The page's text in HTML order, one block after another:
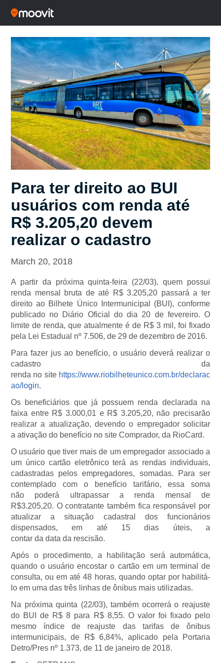
Para ter direito ao BUI
usuários com renda até
R$ 3.205,20 devem
realizar o cadastro
March 20, 2018
A partir da próxima quinta-feira (22/03), quem possui
renda mensal bruta de até R$ 3.205,20 passará a ter
direito ao Bilhete Único Intermunicipal (BUI), conforme
publicado no Diário Oficial do dia 20 de fevereiro. O
limite de renda, que atualmente é de R$ 3 mil, foi fixado
pela Lei Estadual nº 7.506, de 29 de dezembro de 2016.
Para fazer jus ao benefício, o usuário deverá realizar o
cadastro da
renda no site https://www.riobilheteunico.com.br/declarac
ao/login.
Os beneficiários que já possuem renda declarada na
faixa entre R$ 3.000,01 e R$ 3.205,20, não precisarão
realizar a atualização, devendo o empregador solicitar
a ativação do benefício no site Comprador, da RioCard.
O usuário que tiver mais de um empregador associado a
um único cartão eletrônico terá as rendas individuais,
cadastradas pelos empregadores, somadas. Para ser
contemplado com o benefício tarifário, essa soma
não poderá ultrapassar a renda mensal de
R$3.205,20. O contratante também fica responsável por
atualizar a situação cadastral dos funcionários
dispensados, em até 15 dias úteis, a
contar da data da rescisão.
Após o procedimento, a habilitação será automática,
quando o usuário encostar o cartão em um terminal de
consulta, ou em até 48 horas, quando optar por habilitá-
lo em uma das três linhas de ônibus mais utilizadas.
Na próxima quinta (22/03), também ocorrerá o reajuste
do BUI de R$ 8 para R$ 8,55. O valor foi fixado pelo
mesmo índice de reajuste das tarifas de ônibus
intermunicipais, de R$ 6,84%, aplicado pela Portaria
Detro/Pres nº 1.373, de 11 de janeiro de 2018.